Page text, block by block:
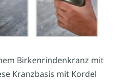
Birkenrindenkranz mit
Kranzbasis mit Kordel